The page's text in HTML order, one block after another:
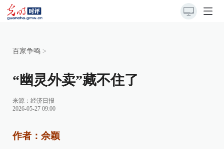
百家争鸣 >
“幽灵外卖”藏不住了
来源： 经济日报
2026-05-27 09:00
作者：佘颖